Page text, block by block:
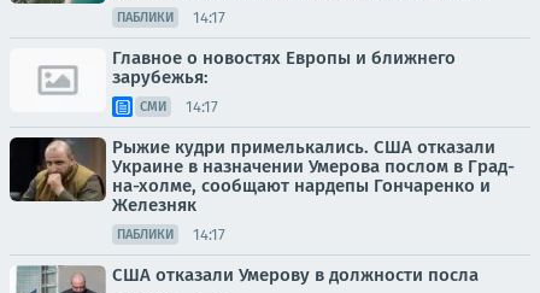
ПАБЛИКИ 14:17
Главное о новостях Европы и ближнего
зарубежья:
СМИ 14:17
Рыжие кудри примелькались. США отказали
Украине в назначении Умерова послом в Град-
на-холме, сообщают нардепы Гончаренко и
Железняк
ПАБЛИКИ 14:17
США отказали Умерову в должности посла